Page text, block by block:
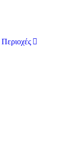
Περιοχές